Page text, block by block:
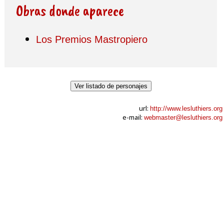
Obras donde aparece
Los Premios Mastropiero
Ver listado de personajes
url: http://www.lesluthiers.org
e-mail: webmaster@lesluthiers.org